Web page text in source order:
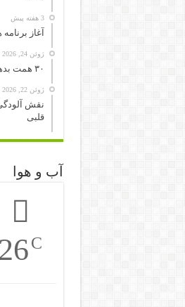
3 هفته پیش
آغاز
ژوئن 24, 2026
۳۰ همت بدهی تامین اجتماعی به وزارت بهداشت
ژوئن 22, 2026
نقش
قلبی
آب و هوا
26C